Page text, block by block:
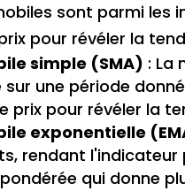
sont parmi les
pour révéler la
simple (SMA) : La
une période
prix pour révéler la
exponentielle
rendant
qui donne